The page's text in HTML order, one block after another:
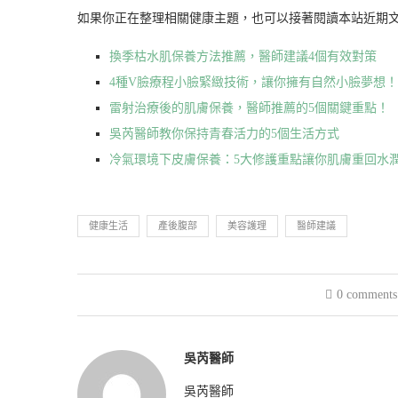
如果你正在整理相關健康主題，也可以接著閱讀本站近期
換季枯水肌保養方法推薦，醫師建議4個有效對策
4種V臉療程小臉緊緻技術，讓你擁有自然小臉夢想！
雷射治療後的肌膚保養，醫師推薦的5個關鍵重點！
吳芮醫師教你保持青春活力的5個生活方式
冷氣環境下皮膚保養：5大修護重點讓你肌膚重回水
健康生活 產後腹部 美容護理 醫師建議
0 comments
吳芮醫師
吳芮醫師